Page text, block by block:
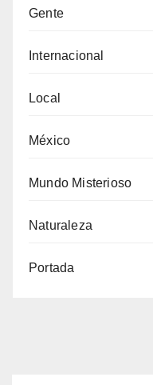
Gente
Internacional
Local
México
Mundo Misterioso
Naturaleza
Portada